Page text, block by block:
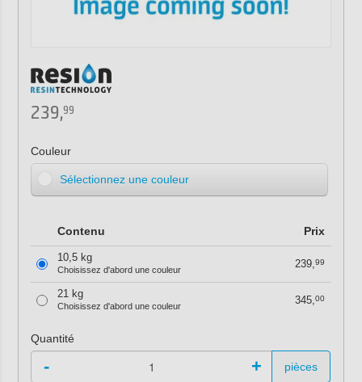
239,99
Couleur
Sélectionnez une couleur
Contenu Prix
10,5 kg
Choisissez d'abord une couleur 239,99
21 kg
Choisissez d'abord une couleur 345,00
Quantité
- + pièces